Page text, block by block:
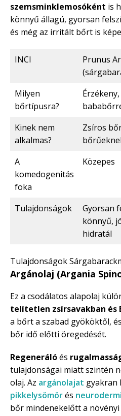
szemsminklemosóként is
könnyű állagú, gyorsan
és még az irritált bőrt is
INCI
Prunus
Milyen
bőrtípusra?
Kinek nem
alkalmas?
Zsíros
A
komedogenitás
foka
Közepes
Tulajdonságok
Gyorsan
könnyű,
hidratál
Tulajdonságok
Argánolaj (Argania
Ez a csodálatos alapolaj
telítetlen zsírsavakban és
a bőrt a szabad gyököktől,
bőr idő előtti öregedését.
Regenerálóés
tulajdonságai miatt szintén
olaj. Az argánolajat gyakran
pikkelysömörés
bőr mindenekelőtt a növényi